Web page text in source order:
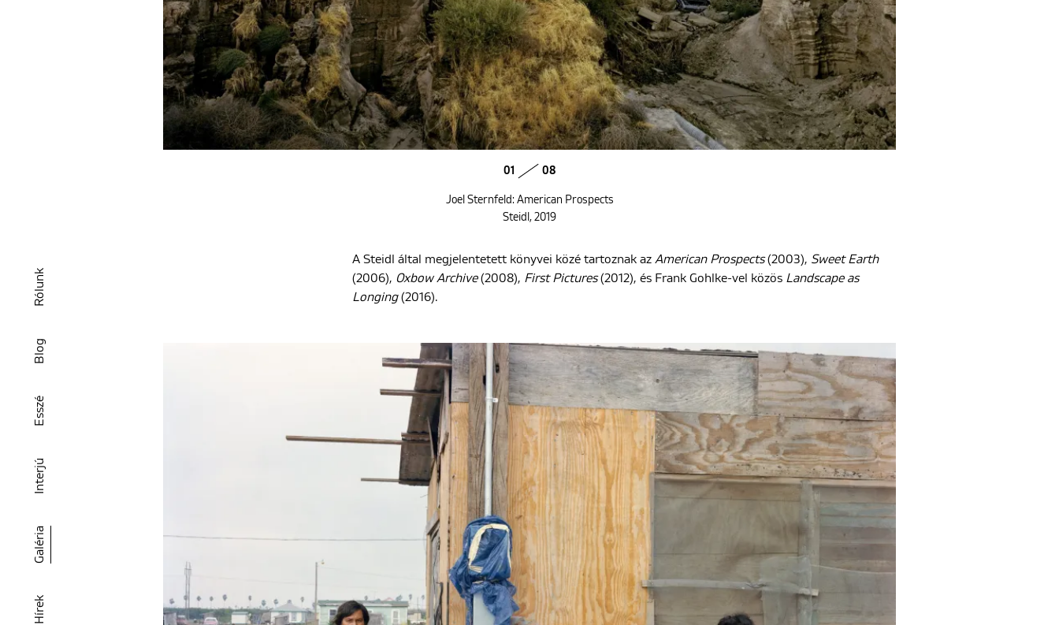
Hírek
Galéria
Interjú
Esszé
Blog
Rólunk
01 08
Joel Sternfeld: American Prospects
Steidl, 2019
A Steidl által megjelentetett könyvei közé tartoznak az American Prospects(2003), Sweet Earth
(2006), Oxbow Archive(2008), First Pictures(2012), és Frank Gohlke-vel közös Landscapeas
Longing(2016).